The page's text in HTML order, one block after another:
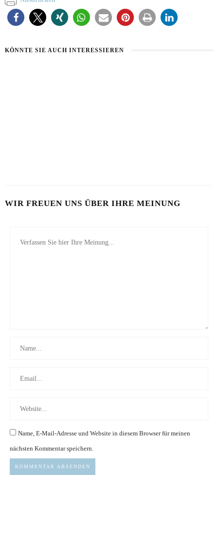
KÖNNTE SIE AUCH INTERESSIEREN
WIR FREUEN UNS ÜBER IHRE MEINUNG
Name, E-Mail-Adresse und Website in diesem Browser für meinen
nächsten Kommentar speichern.